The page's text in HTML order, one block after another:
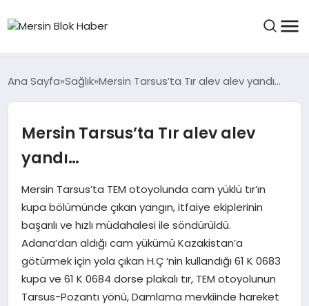
GENEL
ASAYIŞ
EĞITIM
EKONOMI
SANAT
Ana Sayfa Sağlık Mersin Tarsus’ta Tır alev alev yandı…
Mersin Tarsus’ta Tır alev alev
yandı…
Mersin Tarsus’ta TEM otoyolunda cam yüklü tır’ın
kupa bölümünde çıkan yangın, itfaiye ekiplerinin
başarılı ve hızlı müdahalesi ile söndürüldü.
Adana’dan aldığı cam yükümü Kazakistan’a
götürmek için yola çıkan H.Ç ‘nin kullandığı 61 K 0683
kupa ve 61 K 0684 dorse plakalı tır, TEM otoyolunun
Tarsus-Pozantı yönü, Damlama mevkiinde hareket